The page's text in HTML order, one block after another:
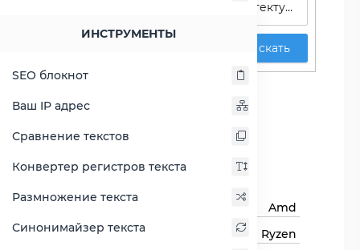
ИНСТРУМЕНТЫ
SEO блокнот
Ваш IP адрес
Сравнение текстов
Конвертер регистров текста
Размножение текста
Синонимайзер текста
Искать
Ryzen 3 PRO 2200G
2200G
Основная информация
Amd
Семейство процессоров
Ryzen